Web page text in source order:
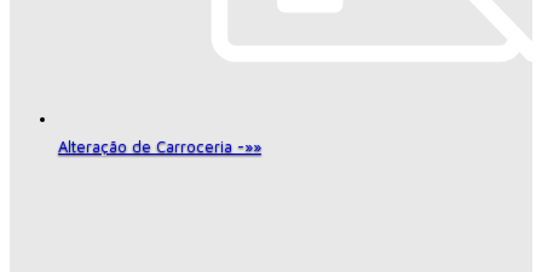
Alteração de Carroceria -»»